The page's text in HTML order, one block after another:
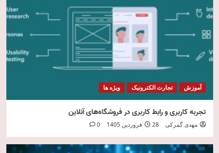
5
امنیت فناوری اطلاعات
آموزش تجارت الکترونیک ویژه ها
تجربه کاربری و رابط کاربری در فروشگاه‌های آنلاین
مهدی گمرکی 28 فروردین 1405 0